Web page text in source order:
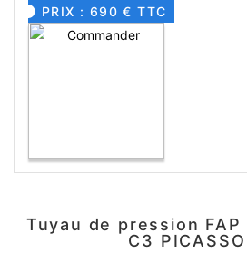
PRIX : 690 € TTC
Tuyau de pression FAP
C3